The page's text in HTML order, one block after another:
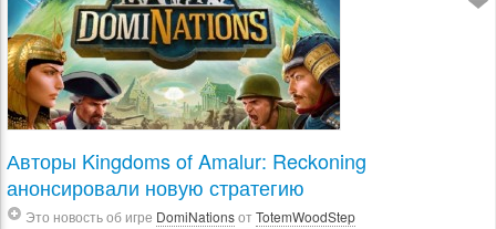
Авторы Kingdoms of Amalur: Reckoning
анонсировали новую стратегию
Это новость об игре DomiNationsотTotemWoodStep